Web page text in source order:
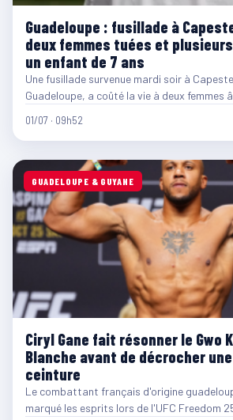
Guadeloupe : fusillade à
deux femmes tuées et
un enfant de 7 ans
Une fusillade survenue mardi soir à
Guadeloupe, a coûté la vie à deux femmes
01/07 · 09h52
GUADELOUPE & GUYANE
Ciryl Gane fait résonner le Gwo
Blanche avant de décrocher
ceinture
Le combattant français d'origine
marqué les esprits lors de l'UFC Freedom